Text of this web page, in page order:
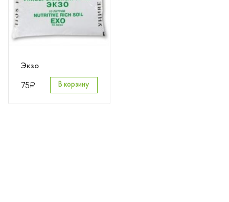
Саженцы плодовые
Сирень
Экзо
75₽ В корзину